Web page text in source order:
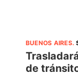
BUENOS AIRES.
de